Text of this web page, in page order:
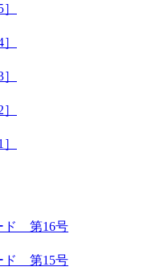
ド 第16号
ド 第15号